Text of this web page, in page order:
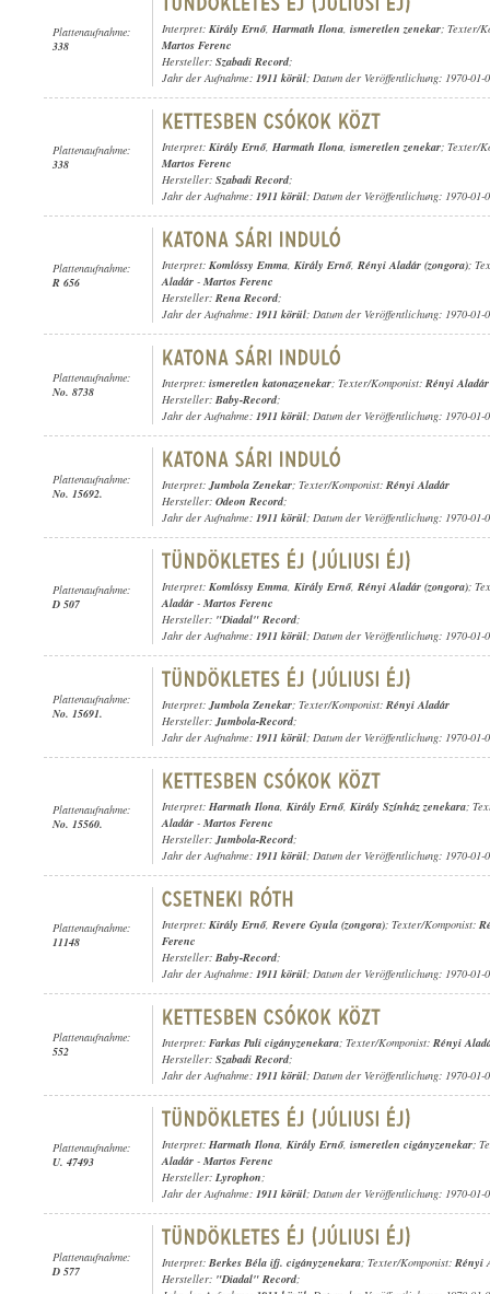
Plattenaufnahme:
338
Interpret: Király Ernő, Harmath Ilona, ismeretlen zenekar; Texter/
Martos Ferenc
Hersteller: Szabadi Record;
Jahr der Aufnahme: 1911 körül; Datum der Veröffentlichung: 1970-01-
Plattenaufnahme:
338
Interpret: Király Ernő, Harmath Ilona, ismeretlen zenekar; Texter/
Martos Ferenc
Hersteller: Szabadi Record;
Jahr der Aufnahme: 1911 körül; Datum der Veröffentlichung: 1970-01-
Plattenaufnahme:
R 656
Interpret: Komlóssy Emma, Király Ernő, Rényi Aladár (zongora);
Aladár - Martos Ferenc
Hersteller: Rena Record;
Jahr der Aufnahme: 1911 körül; Datum der Veröffentlichung: 1970-01-
Plattenaufnahme:
No. 8738
Interpret: ismeretlen katonazenekar; Texter/Komponist: Rényi Aladár
Hersteller: Baby-Record;
Jahr der Aufnahme: 1911 körül; Datum der Veröffentlichung: 1970-01-
Plattenaufnahme:
No. 15692.
Interpret:Jumbola Zenekar; Texter/Komponist: Rényi Aladár
Hersteller: Odeon Record;
Jahr der Aufnahme: 1911 körül; Datum der Veröffentlichung: 1970-01-
Plattenaufnahme:
D 507
Interpret: Komlóssy Emma, Király Ernő, Rényi Aladár (zongora);
Aladár - Martos Ferenc
Hersteller: "Diadal" Record;
Jahr der Aufnahme: 1911 körül; Datum der Veröffentlichung: 1970-01-
Plattenaufnahme:
No. 15691.
Interpret:Jumbola Zenekar; Texter/Komponist: Rényi Aladár
Hersteller:Jumbola-Record;
Jahr der Aufnahme: 1911 körül; Datum der Veröffentlichung: 1970-01-
Plattenaufnahme:
No. 15560.
Interpret: Harmath Ilona, Király Ernő, Király Színház zenekara;
Aladár - Martos Ferenc
Hersteller:Jumbola-Record;
Jahr der Aufnahme: 1911 körül; Datum der Veröffentlichung: 1970-01-
Plattenaufnahme:
11148
Interpret: Király Ernő, Revere Gyula (zongora); Texter/Komponist:
Ferenc
Hersteller: Baby-Record;
Jahr der Aufnahme: 1911 körül; Datum der Veröffentlichung: 1970-01-
Plattenaufnahme:
552
Interpret: Farkas Pali cigányzenekara; Texter/Komponist: Rényi
Hersteller: Szabadi Record;
Jahr der Aufnahme: 1911 körül; Datum der Veröffentlichung: 1970-01-
Plattenaufnahme:
U. 47493
Interpret: Harmath Ilona, Király Ernő, ismeretlen cigányzenekar;
Aladár - Martos Ferenc
Hersteller: Lyrophon;
Jahr der Aufnahme: 1911 körül; Datum der Veröffentlichung: 1970-01-
Plattenaufnahme:
D 577
Interpret: Berkes Béla ifj. cigányzenekara; Texter/Komponist: Rényi
Hersteller: "Diadal" Record;